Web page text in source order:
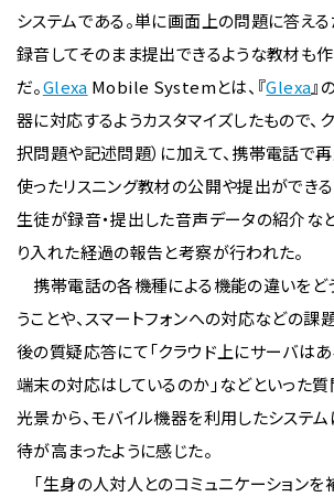
システムである。単に画面上の問題に答え
録音してそのまま提出できるような教材も
だ。Glexa Mobile Systemとは、『Glexa』
器に対応するようカスタマイズしたもので、
択問題や記述問題）に加えて、携帯電話で
使ったリスニング教材の公開や提出ができ
生徒が録音・提出した音声データの紹介な
り入れた経過の報告と考察が行われた。
携帯電話の各機種による機能の違いをど
うことや、スマートフォンへの対応などの課
後の質疑応答にて「クラウド上にサーバはあ
端末の対応はしているのか」などといった
光景から、モバイル機器を利用したシステ
待が高まったように感じた。
「生身の人対人とのコミュニケーションを